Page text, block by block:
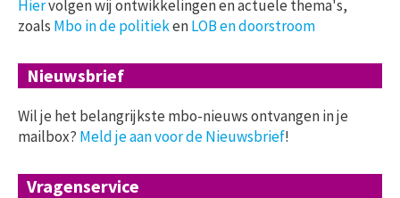
Hiervolgen wij ontwikkelingen en actuele thema's,
zoals Mbo in de politiekenLOB en doorstroom
Nieuwsbrief
Wil je het belangrijkste mbo-nieuws ontvangen in je
mailbox? Meld je aan voor de Nieuwsbrief!
Vragenservice